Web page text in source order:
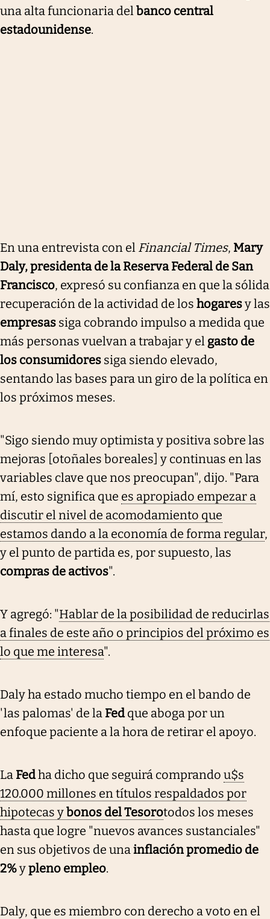
una alta funcionaria delbanco central
estadounidense.
En una entrevista con el Financial Times, Mary
Daly, presidenta de la Reserva Federal de San
Francisco, expresó su confianza en que la sólida
recuperación de la actividad de los hogaresy las
empresas siga cobrando impulso a medida que
más personas vuelvan a trabajar y el gasto de
los consumidores siga siendo elevado,
sentando las bases para un giro de la política en
los próximos meses.
"Sigo siendo muy optimista y positiva sobre las
mejoras [otoñales boreales] y continuas en las
variables clave que nos preocupan", dijo. "Para
mí, esto significa que es apropiado empezar a
discutir el nivel de acomodamiento que
estamos dando a la economía de forma regular,
y el punto de partida es, por supuesto, las
compras de activos".
Y agregó: "Hablar de la posibilidad de reducirlas
a finales de este año o principios del próximo es
lo que me interesa".
Daly ha estado mucho tiempo en el bando de
'las palomas' de la Fedque aboga por un
enfoque paciente a la hora de retirar el apoyo.
La Fedha dicho que seguirá comprando u$s
120.000 millones en títulos respaldados por
hipotecas ybonos del Tesorotodos los meses
hasta que logre "nuevos avances sustanciales"
en sus objetivos de unainflación promedio de
2%ypleno empleo.
Daly, que es miembro con derecho a voto en el